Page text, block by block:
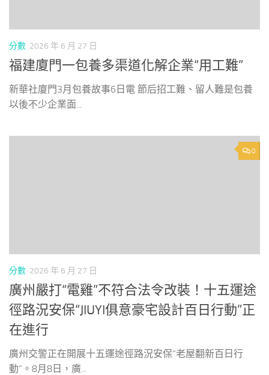
分數 2026 年 6 月 27 日
福建廈門一包養多渠道化解企業“用工難”
新華社廈門3月包養故事6日電 節后招工難、留人難是包養
以後不少企業面...
0
分數 2026 年 6 月 27 日
廣州嚴打“電雞”不符合法令改裝！十五運途
徑路況安保“JIUYI俱意豪宅設計百日行動”正
在進行
廣州交警正在開展十五運途徑路況安保“老屋翻新百日行
動”。8月8日，廣...